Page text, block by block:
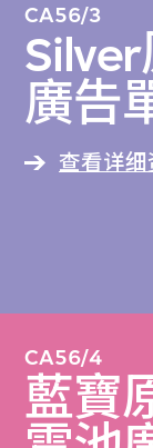
CA56/3
廣告
查看详细
CA56/4
藍寶